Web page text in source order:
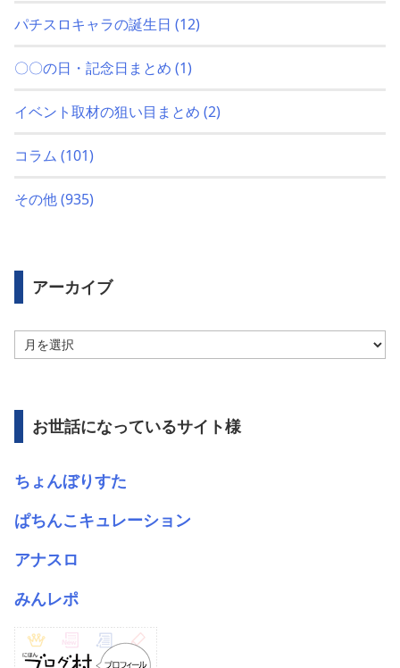
パチスロキャラの誕生日 (12)
〇〇の日・記念日まとめ (1)
イベント取材の狙い目まとめ (2)
コラム (101)
その他(935)
アーカイブ
ー
ブ
お世話になっているサイト様
ちょんぼりすた
ぱちんこキュレーション
アナスロ
みんレポ